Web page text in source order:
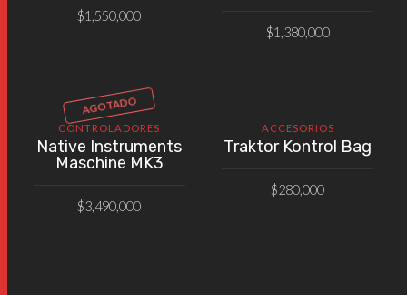
$1,550,000
$1,380,000
AGOTADO
CONTROLADORES
Native Instruments
Maschine MK3
$3,490,000
ACCESORIOS
Traktor Kontrol Bag
$280,000